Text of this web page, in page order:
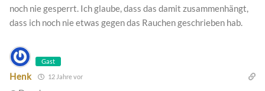
noch nie gesperrt. Ich glaube, dass das damit zusammenhängt,
dass ich noch nie etwas gegen das Rauchen geschrieben hab.
Gast
Henk 12 Jahre vor